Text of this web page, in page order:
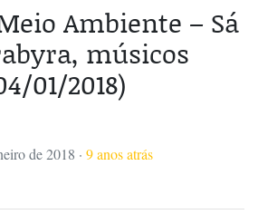
Ambiente – Sá
músicos
01/2018)
de 2018 · 9 anos atrás